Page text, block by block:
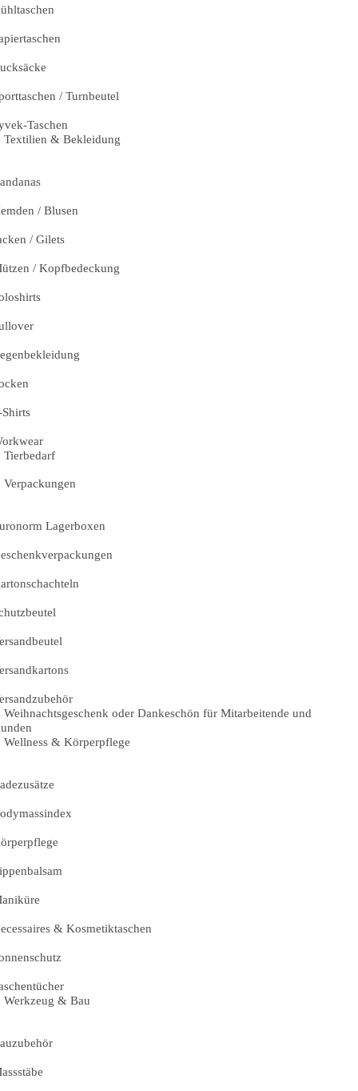
/ Turnbeutel
Taschen
Textilien & Bekleidung
/ Blusen
/ Gilets
/ Kopfbedeckung
Shirts
Tierbedarf
Verpackungen
Lagerboxen
Weihnachtsgeschenk oder Dankeschön für Mitarbeitende und
Wellness & Körperpflege
& Kosmetiktaschen
Werkzeug & Bau